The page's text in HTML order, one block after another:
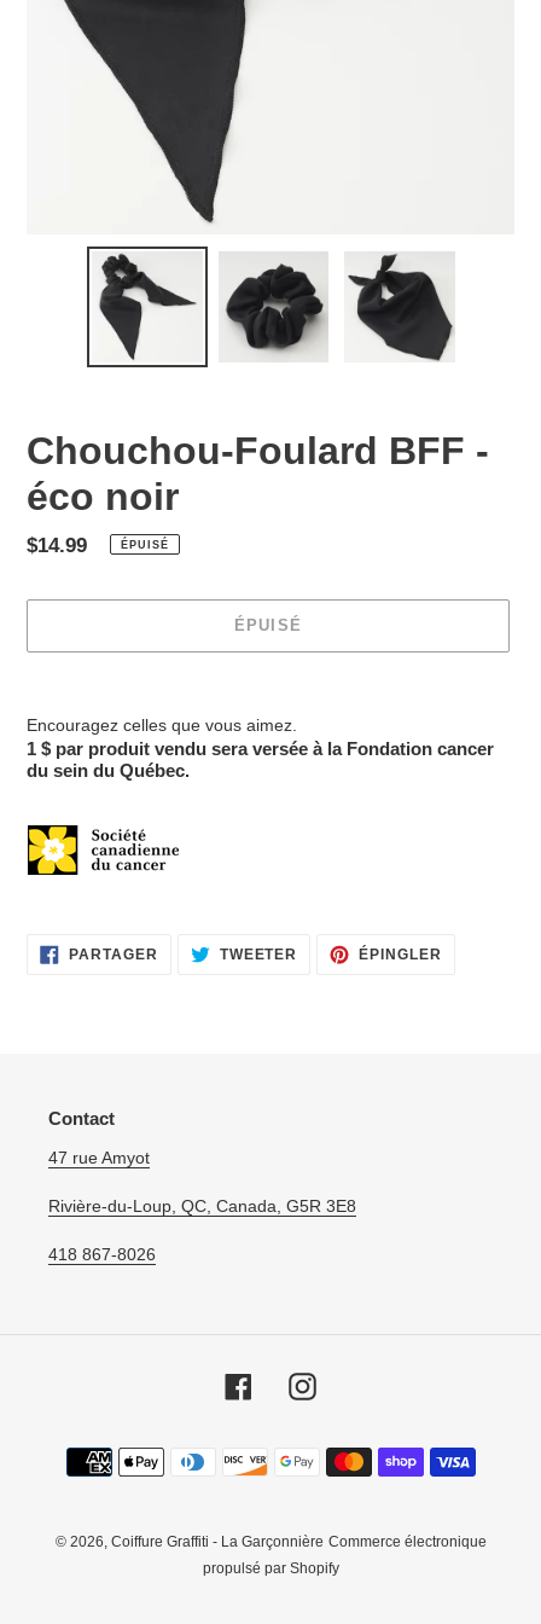
Chouchou-Foulard BFF -
éco noir
Prix
$14.99 ÉPUISÉ
ÉPUISÉ
produit
à
Encouragez celles que vous aimez.
1 $ par produit vendu sera versée à la Fondation cancer
du sein du Québec.
PARTAGER PARTAGER
SUR
TWEETER TWEETER
SUR
ÉPINGLER
Contact
47 rue Amyot
Rivière-du-Loup, QC, Canada, G5R 3E8
418 867-8026
FacebookInstagram
Moyens
de
© 2026, Coiffure Graffiti - La Garçonnière Commerce électronique
propulsé par Shopify